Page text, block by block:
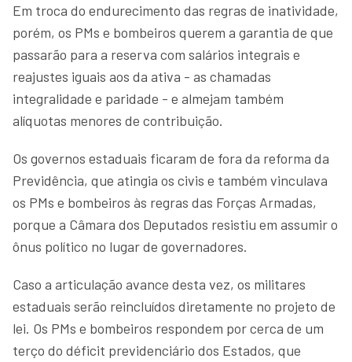
Em troca do endurecimento das regras de inatividade,
porém, os PMs e bombeiros querem a garantia de que
passarão para a reserva com salários integrais e
reajustes iguais aos da ativa - as chamadas
integralidade e paridade - e almejam também
alíquotas menores de contribuição.
Os governos estaduais ficaram de fora da reforma da
Previdência, que atingia os civis e também vinculava
os PMs e bombeiros às regras das Forças Armadas,
porque a Câmara dos Deputados resistiu em assumir o
ônus político no lugar de governadores.
Caso a articulação avance desta vez, os militares
estaduais serão reincluídos diretamente no projeto de
lei. Os PMs e bombeiros respondem por cerca de um
terço do déficit previdenciário dos Estados, que